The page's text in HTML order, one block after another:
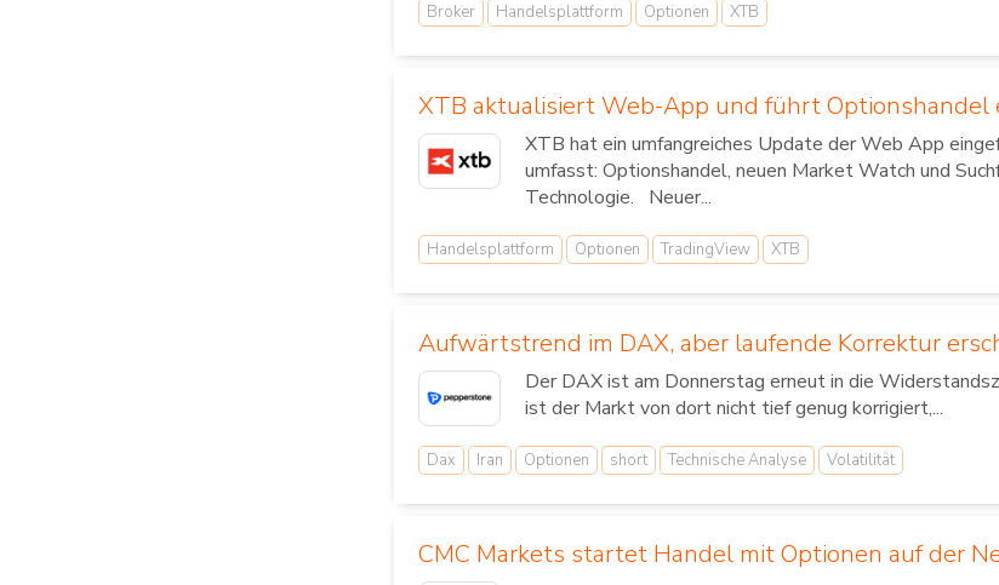
Broker Handelsplattform Optionen XTB
XTB aktualisiert Web-App und führt Optionshandel
XTB hat ein umfangreiches Update der Web App
umfasst: Optionshandel, neuen Market Watch und
Technologie. Neuer...
Handelsplattform Optionen TradingView XTB
Aufwärtstrend im DAX, aber laufende Korrektur
Der DAX ist am Donnerstag erneut in die
ist der Markt von dort nicht tief genug korrigiert,...
Dax Iran Optionen short Technische Analyse Volatilität
CMC Markets startet Handel mit Optionen auf der